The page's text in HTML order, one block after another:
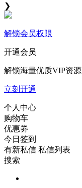
❯
解锁会员权限
开通会员
解锁海量优质VIP资源
立刻开通
个人中心
购物车
优惠劵
今日签到
有新私信 私信列表
搜索